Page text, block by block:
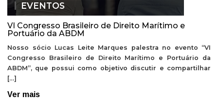
EVENTOS
VI Congresso Brasileiro de Direito Marítimo e
Portuário da ABDM
Nosso sócio Lucas Leite Marques palestra no evento “VI
Congresso Brasileiro de Direito Marítimo e Portuário da
ABDM”, que possui como objetivo discutir e compartilhar
[…]
Ver mais